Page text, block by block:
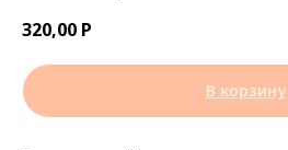
320,00 Р
В корзину